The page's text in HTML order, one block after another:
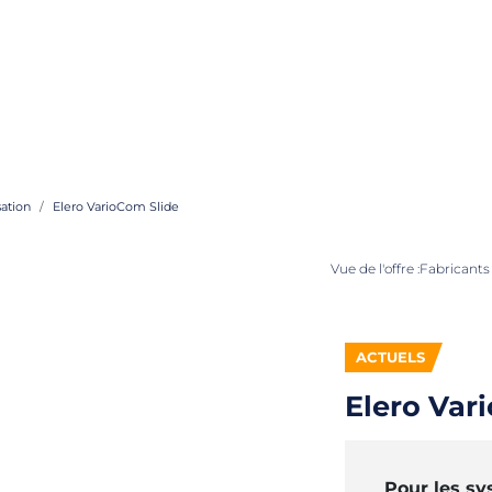
Elero VarioCom Slide
Vue de l'offre :
ACTUELS
Elero